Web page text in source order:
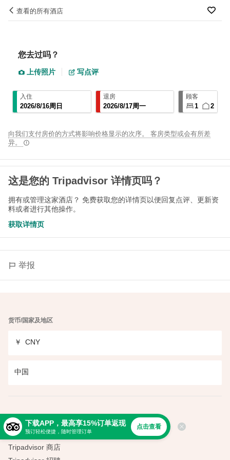
查看的所有酒店
向我们支付房价的方式将影响价格显示的次序。 客房类型或会有所差
异。
入住
2026/8/16周日
退房
2026/8/17周一
顾客
1 2
您去过吗？
上传照片 写点评
这是您的 Tripadvisor 详情页吗？
拥有或管理这家酒店 ？ 免费获取您的详情页以便回复点评、更新资
料或者进行其他操作。
获取详情页
举报
探索
旅行者之选
Tripadvisor 商店
货币/国家及地区
￥ CNY
中国
下载APP，最高享15%订单返现
预订轻松便捷，随时管理订单
点击查看